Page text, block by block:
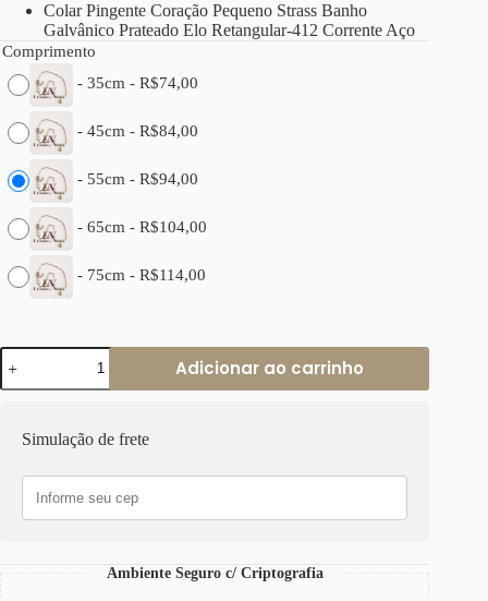
Colar Pingente Coração Pequeno Strass Banho
Galvânico Prateado Elo Retangular-412 Corrente Aço
Comprimento
- 35cm - R$74,00
- 45cm - R$84,00
- 55cm - R$94,00
- 65cm - R$104,00
- 75cm - R$114,00
Colar
Pingente
Coração
Prateado
Retangular-
Corrente
Adicionar ao carrinho
Simulação de frete
Ambiente Seguro c/ Criptografia